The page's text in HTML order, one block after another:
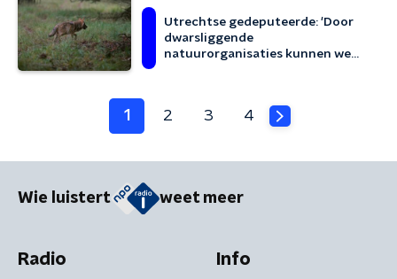
Utrechtse gedeputeerde: 'Door
dwarsliggende
natuurorganisaties kunnen we
1 2 3 4
Wie luistert weet meer
Radio Info